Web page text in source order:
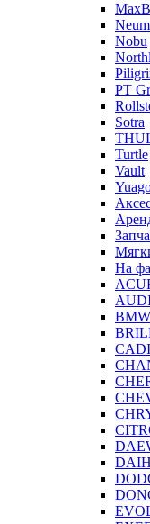
Nobu
PT
Sotra
Turtle
Vault
На
BMW